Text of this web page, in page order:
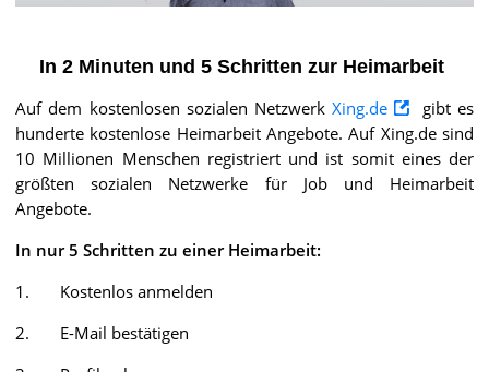
In 2 Minuten und 5 Schritten zur Heimarbeit
Auf dem kostenlosen sozialen NetzwerkXing.de
gibt es
hunderte kostenlose Heimarbeit Angebote. Auf Xing.de sind
10 Millionen Menschen registriert und ist somit eines der
größten sozialen Netzwerke für Job und Heimarbeit
Angebote.
In nur 5 Schritten zu einer Heimarbeit:
1. Kostenlos anmelden
2. E-Mail bestätigen